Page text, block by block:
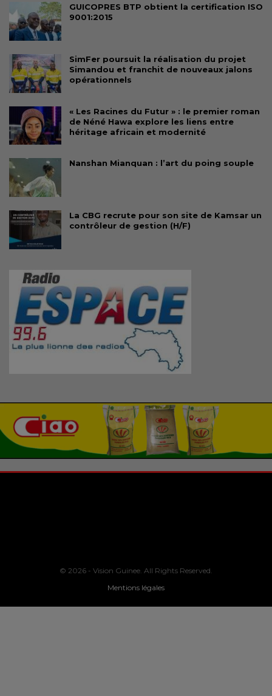
GUICOPRES BTP obtient la certification ISO
9001:2015
SimFer poursuit la réalisation du projet
Simandou et franchit de nouveaux jalons
opérationnels
« Les Racines du Futur » : le premier roman
de Néné Hawa explore les liens entre
héritage africain et modernité
Nanshan Mianquan : l’art du poing souple
La CBG recrute pour son site de Kamsar un
contrôleur de gestion (H/F)
© 2026 - Vision Guinee. All Rights Reserved.
Mentions légales